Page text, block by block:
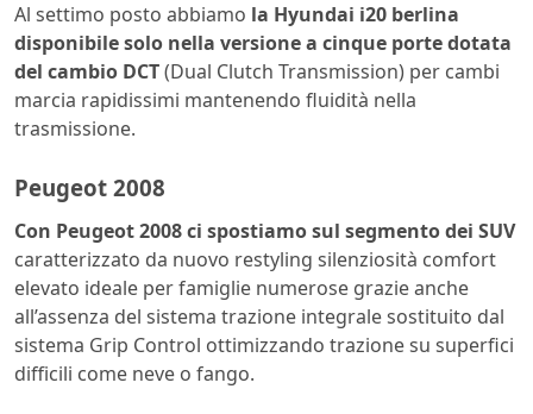
Al settimo posto abbiamo la Hyundai i20 berlina
disponibile solo nella versione a cinque porte dotata
del cambio DCT(Dual Clutch Transmission) per cambi
marcia rapidissimi mantenendo fluidità nella
trasmissione.
Peugeot 2008
Con Peugeot 2008 ci spostiamo sul segmento dei SUV
caratterizzato da nuovo restyling silenziosità comfort
elevato ideale per famiglie numerose grazie anche
all’assenza del sistema trazione integrale sostituito dal
sistema Grip Control ottimizzando trazione su superfici
difficili come neve o fango.